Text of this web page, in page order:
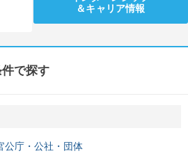
＆キャリア情報
で探す
公庁・公社・団体